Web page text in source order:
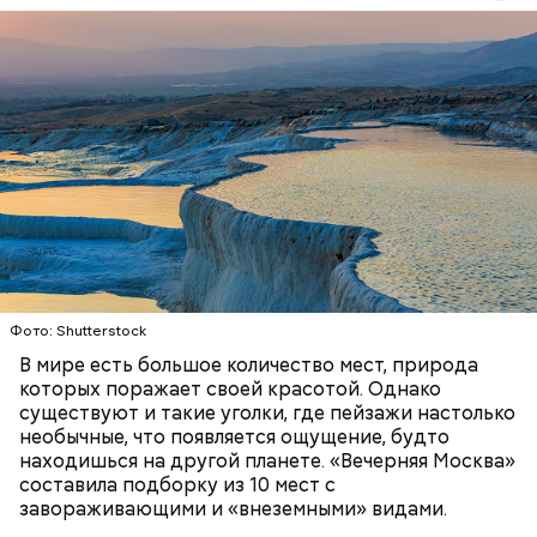
Фото: Shutterstock
В мире есть большое количество мест, природа
которых поражает своей красотой. Однако
существуют и такие уголки, где пейзажи настолько
необычные, что появляется ощущение, будто
находишься на другой планете. «Вечерняя Москва»
составила подборку из 10 мест с
завораживающими и «внеземными» видами.
Термальные источники Памуккале в Турции
выглядят так, будто они сделаны изо льда, но на
самом деле они состоят из отложений известняка.
Горячие источники, насыщенные кальцием,
тысячелетиями создавали эти ступенчатые
бассейны. Сейчас это одна из самых известных
достопримечательностей в Турции.
ПРИРОДА ПЛАНЕТА ЗЕМЛЯ ТУРИЗМ
Подход Ортеги окупил себя, и Zara со временем
стала популярна во всей Европе и США, а потом и
Стив Балмер